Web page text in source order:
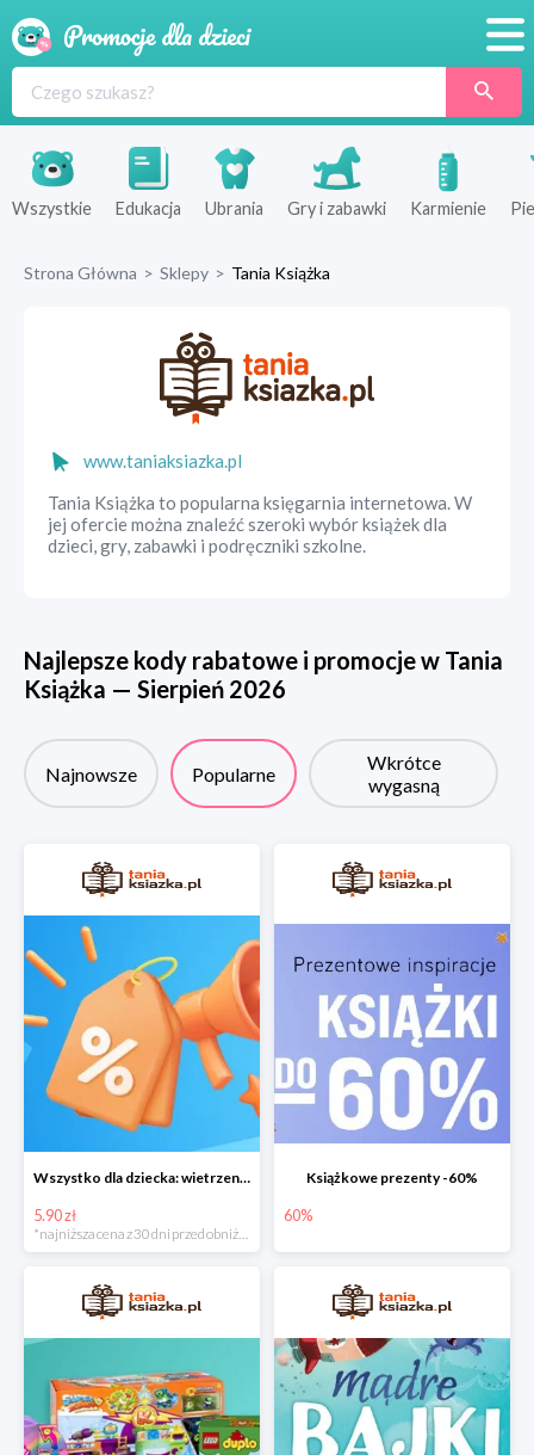
Produkty
Sklepy
Wszystkie Edukacja Ubrania Gry i zabawki Karmienie
Strona Główna > Sklepy > Tania Książka
www.taniaksiazka.pl
Tania Książka to popularna księgarnia internetowa. W
jej ofercie można znaleźć szeroki wybór książek dla
dzieci, gry, zabawki i podręczniki szkolne.
Najlepsze kody rabatowe i promocje w Tania
Książka — Sierpień 2026
Najnowsze Popularne
Wkrótce
wygasną
Wszystko dla dziecka: wietrzenie magazynu
5.90 zł
*najniższa cena z 30 dni przed obniżką
Książkowe prezenty -60%
60%